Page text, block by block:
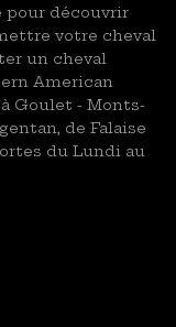
pour découvrir
votre cheval
un cheval
American
Goulet - Monts-
de Falaise
du Lundi au